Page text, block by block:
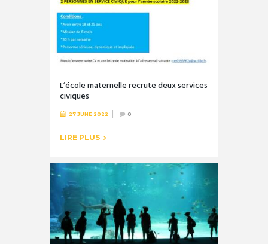
L’école maternelle recrute deux services
civiques
27 JUNE 2022 0
LIRE PLUS